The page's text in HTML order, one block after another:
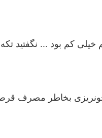
کم بود ... نگفتید
بخاطر مصرف